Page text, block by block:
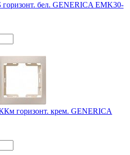
бел. GENERICA EMK30-
горизонт. крем. GENERICA